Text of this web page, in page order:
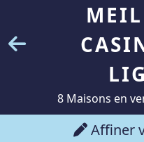
8 Maisons en
Affiner